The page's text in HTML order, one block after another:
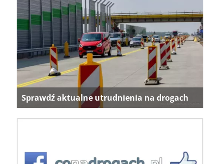
Sprawdź aktualne utrudnienia na drogach